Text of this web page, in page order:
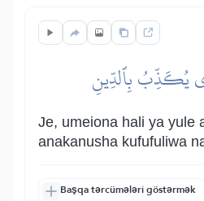
يُكَذِّبُ بِٱلدِّينِ
Je, umeiona hali ya yule
anakanusha kufufuliwa
Başqa tərcümələri göstərmək